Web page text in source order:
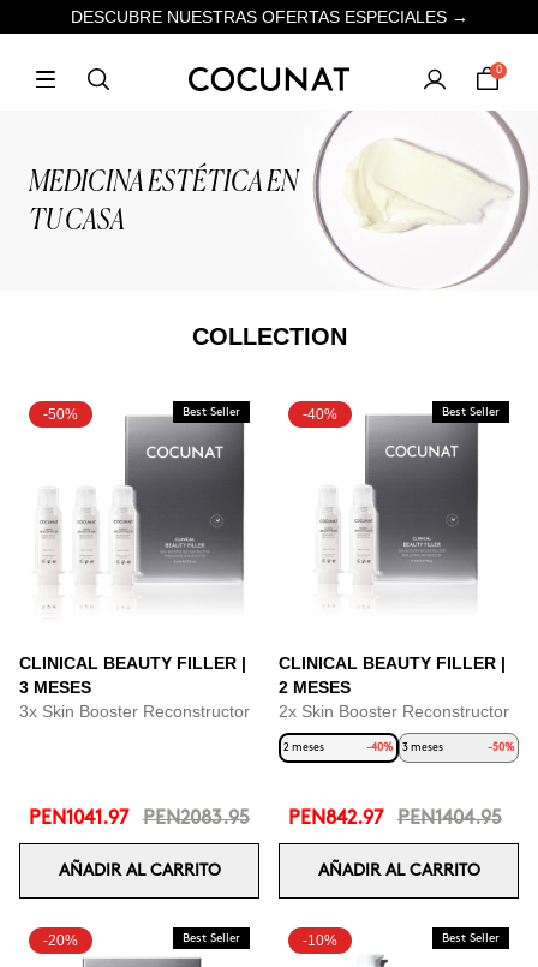
DESCUBRE NUESTRAS OFERTAS ESPECIALES →
0
MEDICINA ESTÉTICA EN
TU CASA
COLLECTION
-50% Best Seller
CLINICAL BEAUTY FILLER |
3 MESES
3x Skin Booster Reconstructor
PEN1041.97 PEN2083.95
AÑADIR AL CARRITO
-40% Best Seller
CLINICAL BEAUTY FILLER |
2 MESES
2x Skin Booster Reconstructor
2 meses -40% 3 meses -50%
PEN842.97 PEN1404.95
AÑADIR AL CARRITO
-20% Best Seller -10% Best Seller